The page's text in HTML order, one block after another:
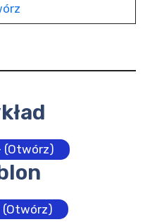
(Otwórz)
(Otwórz)